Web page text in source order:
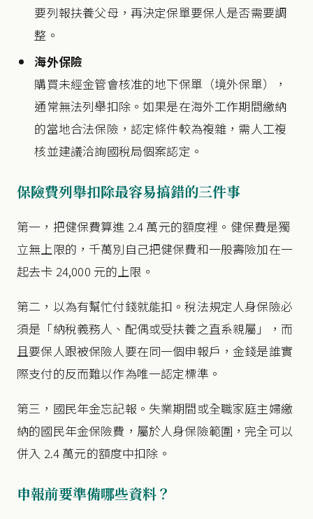
要列報扶養父母，再決定保單要保人是否需要調
整。
海外保險
購買未經金管會核准的地下保單（境外保單），
通常無法列舉扣除。如果是在海外工作期間繳納
的當地合法保險，認定條件較為複雜，需人工複
核並建議洽詢國稅局個案認定。
保險費列舉扣除最容易搞錯的三件事
第一，把健保費算進 2.4 萬元的額度裡。健保費是獨
立無上限的，千萬別自己把健保費和一般壽險加在一
起去卡 24,000 元的上限。
第二，以為有幫忙付錢就能扣。稅法規定人身保險必
須是「納稅義務人、配偶或受扶養之直系親屬」，而
且要保人跟被保險人要在同一個申報戶，金錢是誰實
際支付的反而難以作為唯一認定標準。
第三，國民年金忘記報。失業期間或全職家庭主婦繳
納的國民年金保險費，屬於人身保險範圍，完全可以
併入 2.4 萬元的額度中扣除。
申報前要準備哪些資料？